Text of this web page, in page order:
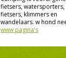
fietsers, watersporters,
fietsers, klimmers en
wandelaars. w hond
www pagina's